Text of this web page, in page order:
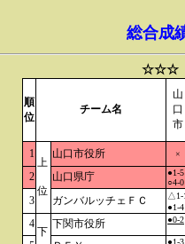
総合成
☆☆☆
順
位
チーム名
山
口
市
1
上
位
山口市役所 ×
2 山口県庁
●1-5
○4-0
3 ガンバルッチェＦＣ
△1-
●1-4
4
下
下関市役所 ●0-2
●1-3